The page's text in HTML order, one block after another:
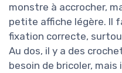
monstre à accrocher,
petite affiche légère. Il
fixation correcte,
Au dos, il y a des
besoin de bricoler,